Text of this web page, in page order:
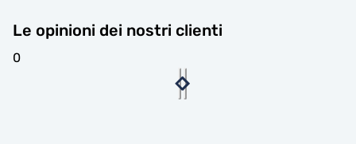
Le opinioni dei nostri clienti
0